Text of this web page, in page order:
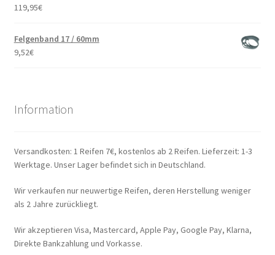
119,95€
Felgenband 17 / 60mm
9,52€
Information
Versandkosten: 1 Reifen 7€, kostenlos ab 2 Reifen. Lieferzeit: 1-3
Werktage. Unser Lager befindet sich in Deutschland.
Wir verkaufen nur neuwertige Reifen, deren Herstellung weniger
als 2 Jahre zurückliegt.
Wir akzeptieren Visa, Mastercard, Apple Pay, Google Pay, Klarna,
Direkte Bankzahlung und Vorkasse.